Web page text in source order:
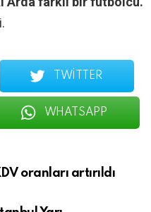
TWITTER
WHATSAPP
oranları artırıldı